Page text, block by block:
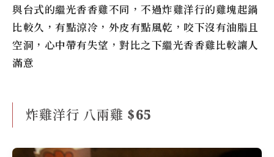
與台式的繼光香香雞不同，不過炸雞洋行的雞塊起鍋
比較久，有點涼冷，外皮有點風乾，咬下沒有油脂且
空洞，心中帶有失望，對比之下繼光香香雞比較讓人
滿意
炸雞洋行 八兩雞 $65